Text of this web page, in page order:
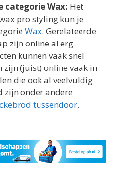
categorie Wax: Het
pro styling kun je
Wax. Gerelateerde
zijn online al erg
kunnen vaak snel
zijn (juist) online vaak in
die ook al veelvuldig
zijn onder andere
tussendoor.